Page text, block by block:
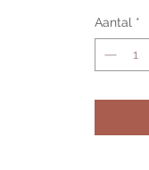
Aantal *